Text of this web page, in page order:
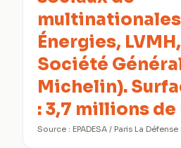
Énergies,
Société
Michelin).
: 3,7 millions de
Source : EPADESA / Paris La